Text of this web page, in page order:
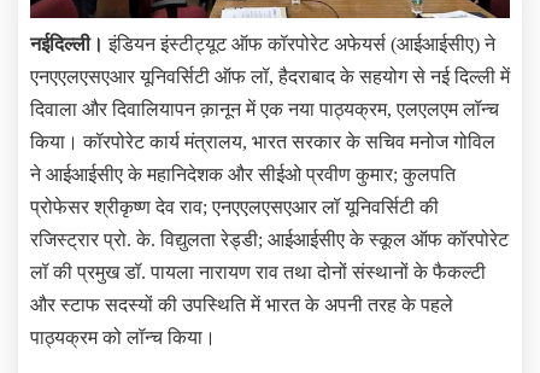
नईदिल्ली। इंडियन इंस्टीट्यूट ऑफ कॉरपोरेट अफेयर्स (आईआईसीए) ने
एनएएलएसएआर यूनिवर्सिटी ऑफ लॉ, हैदराबाद के सहयोग से नई दिल्ली में
दिवाला और दिवालियापन क़ानून में एक नया पाठ्यक्रम, एलएलएम लॉन्च
किया। कॉरपोरेट कार्य मंत्रालय, भारत सरकार के सचिव मनोज गोविल
ने आईआईसीए के महानिदेशक और सीईओ प्रवीण कुमार; कुलपति
प्रोफेसर श्रीकृष्ण देव राव; एनएएलएसएआर लॉ यूनिवर्सिटी की
रजिस्ट्रार प्रो. के. विद्युलता रेड्डी; आईआईसीए के स्कूल ऑफ कॉरपोरेट
लॉ की प्रमुख डॉ. पायला नारायण राव तथा दोनों संस्थानों के फैकल्टी
और स्टाफ सदस्यों की उपस्थिति में भारत के अपनी तरह के पहले
पाठ्यक्रम को लॉन्च किया।